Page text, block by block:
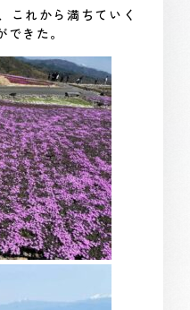
これから満ちていく
きた。